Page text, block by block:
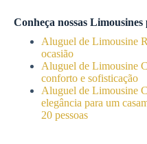
Conheça nossas
Aluguel de Limousine
ocasião
Aluguel de Limousine
conforto e sofisticação
Aluguel de Limousine
elegância para um
20 pessoas